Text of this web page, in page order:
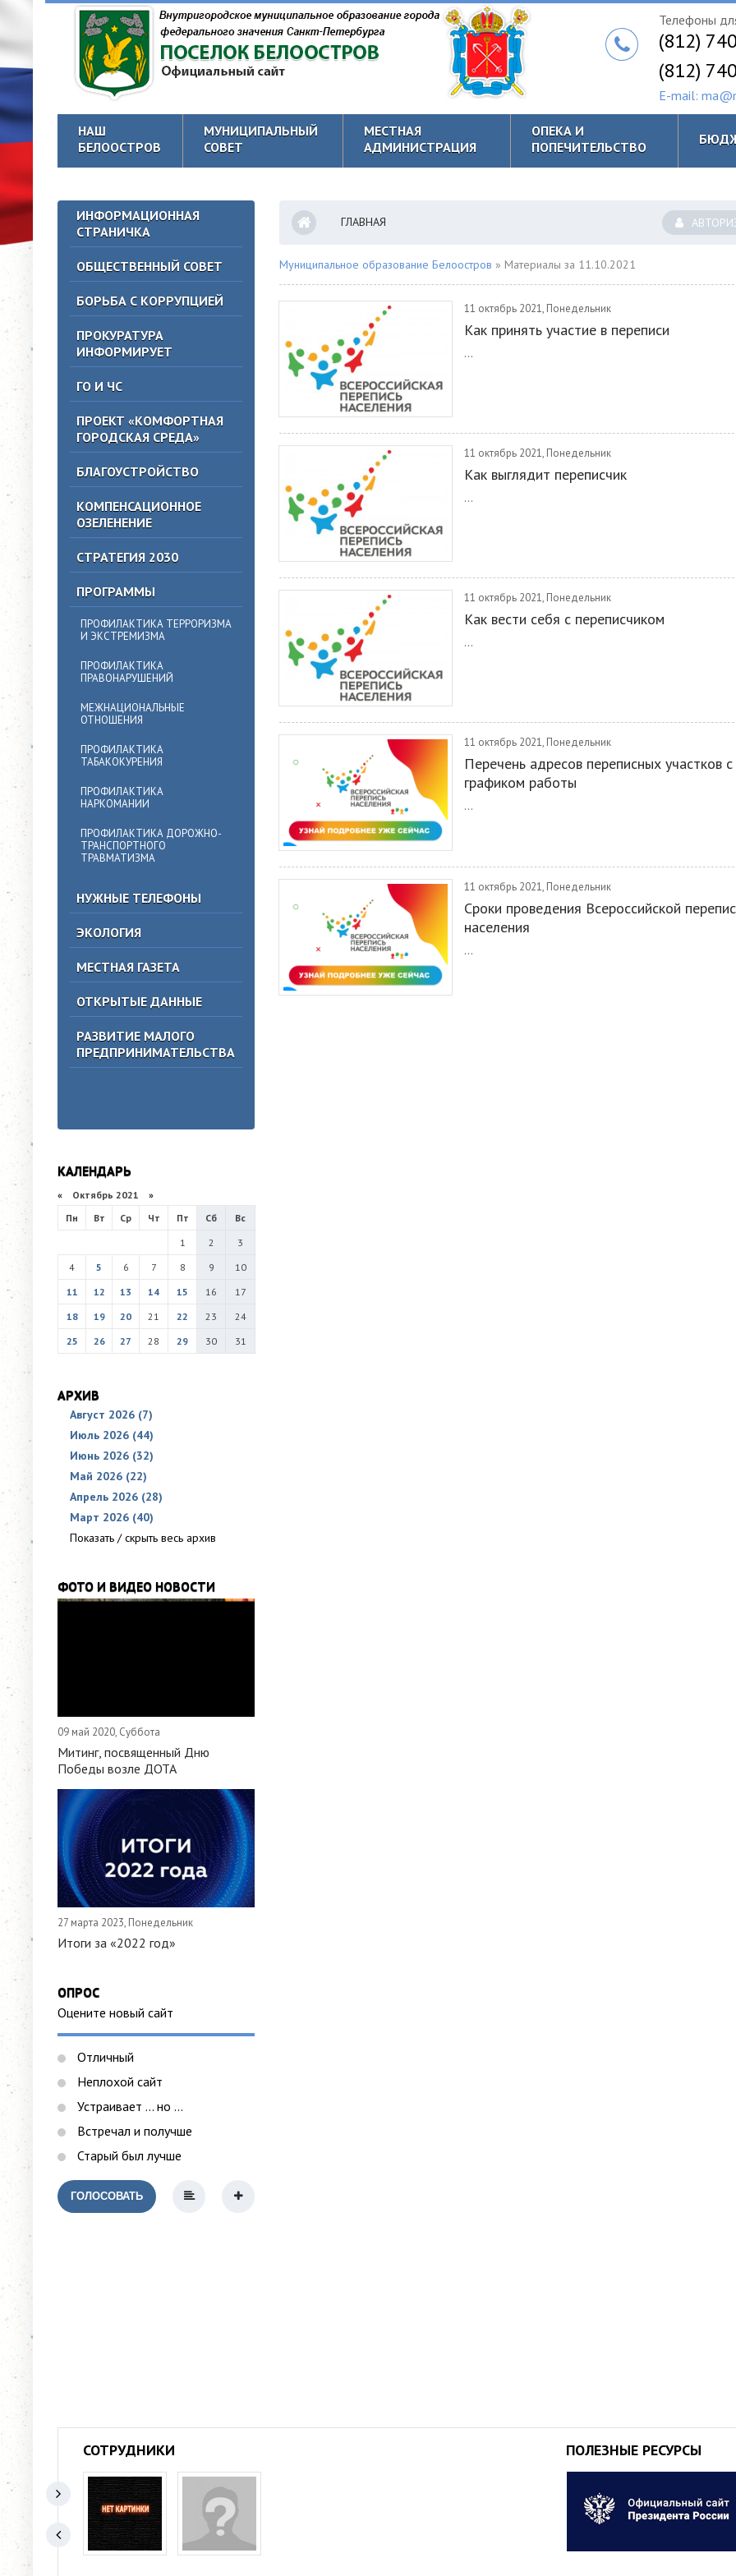
Телефоны
(812)
(812)
E-mail:
НАШ
БЕЛООСТРОВ
МУНИЦИПАЛЬНЫЙ
СОВЕТ
МЕСТНАЯ
АДМИНИСТРАЦИЯ
ОПЕКА И
ПОПЕЧИТЕЛЬСТВО
ИНФОРМАЦИОННАЯ
СТРАНИЧКА
ОБЩЕСТВЕННЫЙ СОВЕТ
БОРЬБА С КОРРУПЦИЕЙ
ПРОКУРАТУРА
ИНФОРМИРУЕТ
ГО И ЧС
ПРОЕКТ «КОМФОРТНАЯ
ГОРОДСКАЯ СРЕДА»
БЛАГОУСТРОЙСТВО
КОМПЕНСАЦИОННОЕ
ОЗЕЛЕНЕНИЕ
СТРАТЕГИЯ 2030
ПРОГРАММЫ
ПРОФИЛАКТИКА ТЕРРОРИЗМА
И ЭКСТРЕМИЗМА
ПРОФИЛАКТИКА
ПРАВОНАРУШЕНИЙ
МЕЖНАЦИОНАЛЬНЫЕ
ОТНОШЕНИЯ
ПРОФИЛАКТИКА
ТАБАКОКУРЕНИЯ
ПРОФИЛАКТИКА
НАРКОМАНИИ
ПРОФИЛАКТИКА ДОРОЖНО-
ТРАНСПОРТНОГО
ТРАВМАТИЗМА
НУЖНЫЕ ТЕЛЕФОНЫ
ЭКОЛОГИЯ
МЕСТНАЯ ГАЗЕТА
ОТКРЫТЫЕ ДАННЫЕ
РАЗВИТИЕ МАЛОГО
ПРЕДПРИНИМАТЕЛЬСТВА
КАЛЕНДАРЬ
« Октябрь 2021 »
Пн
Вт Ср Чт Пт Сб
Вс
1
2
3
4
5 6 7 8 9
10
11
12 13 14 15 16
17
18
19 20 21 22 23
24
25
26 27 28 29 30 31
АРХИВ
Август 2026 (7)
Июль 2026 (44)
Июнь 2026 (32)
Май 2026 (22)
Апрель 2026 (28)
Март 2026 (40)
Показать / скрыть весь архив
ФОТО И ВИДЕО НОВОСТИ
09 май 2020, Суббота
Митинг, посвященный Дню
Победы возле ДОТА
27 марта 2023, Понедельник
Итоги за «2022 год»
ОПРОС
Оцените новый сайт
Отличный
Неплохой сайт
Устраивает ... но ...
Встречал и получше
Старый был лучше
ГОЛОСОВАТЬ
ГЛАВНАЯ
Муниципальное образование Белоостров » Материалы за 11.10.2021
11 октябрь 2021, Понедельник
Как принять участие в переписи
...
11 октябрь 2021, Понедельник
Как выглядит переписчик
...
11 октябрь 2021, Понедельник
Как вести себя с переписчиком
...
11 октябрь 2021, Понедельник
Перечень адресов переписных участков с
графиком работы
...
11 октябрь 2021, Понедельник
Сроки проведения Всероссийской
населения
...
СОТРУДНИКИ ПОЛЕЗНЫЕ РЕСУРСЫ